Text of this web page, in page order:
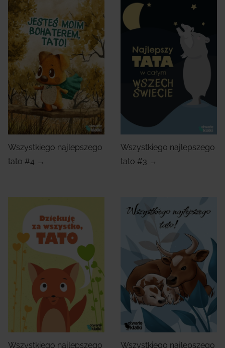
Wszystkiego najlepszego
tato #4 →
Wszystkiego najlepszego
tato #3 →
Wszystkiego najlepszego
Wszystkiego najlepszego